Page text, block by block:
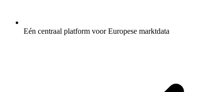
Eén centraal platform voor Europese marktdata